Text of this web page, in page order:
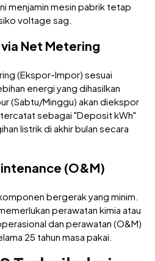
menjamin mesin pabrik tetap
voltage sag.
Net Metering
(Ekspor-Impor) sesuai
energi yang dihasilkan
(Sabtu/Minggu) akan diekspor
tercatat sebagai "Deposit kWh"
listrik di akhir bulan secara
(O&M)
bergerak yang minim.
perawatan kimia atau
dan perawatan (O&M)
25 tahun masa pakai.